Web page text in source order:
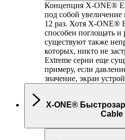
Концепция X-ONE®
под собой увеличение
12 раз. Хотя X-ONE®
способен поглощать и
существуют также
которых, никто не
Extreme серии еще
примеру, если
значение, экран
X-ONE®
Cable